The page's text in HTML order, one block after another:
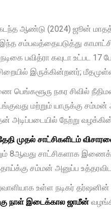
ஆண்டு (2024) ஜூன்
சம்பவத்தையடுத்து
பவித்ரா கவுடா உட்பட
இருக்கின்றனர்;
நகர சிவில்
மற்றும் யாருக்கு சம்மன்
அடிப்படையில் நேற்று
முதல் சாட்சிகளிடம்
8ஆவது சாட்சிகளாக
சம்மன் அனுப்ப
உள்ள நடிகர்
நாள் இடைக்கால ஜாமீன்